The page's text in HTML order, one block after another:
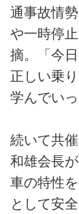
通事故情
や一時停
摘。「今
正しい乗
学んでい
続いて共
和雄会長
車の特性
として安